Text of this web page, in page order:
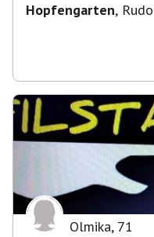
Hopfengarten,
Olmika, 71